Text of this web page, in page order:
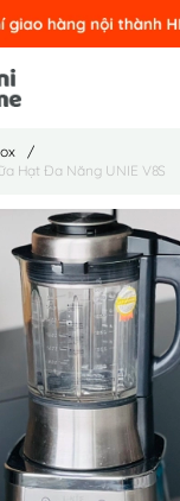
/
Hạt Đa Năng UNIE V8S